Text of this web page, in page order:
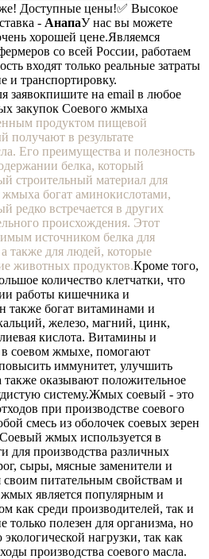
Доступные цены!✅ Высокое
- АнапаУ нас вы можете
хорошей цене.Являемся
со всей России, работаем
входят только реальные затраты
и транспортировку.
заявокпишите на email в любое
закупок Соевого жмыха
продуктом пищевой
в результате
Его преимущества и полезность
белка, который
строительный материал для
жмыха богат аминокислотами,
редко встречается в других
происхождения. Этот
источником белка для
также для людей, которые
животных продуктов.Кроме того,
количество клетчатки, что
работы кишечника и
также богат витаминами и
железо, магний, цинк,
кислота. Витамины и
соевом жмыхе, помогают
иммунитет, улучшить
также оказывают положительное
систему.Жмых соевый - это
при производстве соевого
смесь из оболочек соевых зерен
жмых используется в
производства различных
сыры, мясные заменители и
своим питательным свойствам и
жмых является популярным и
как среди производителей, так и
только полезен для организма, но
нагрузки, так как
производства соевого масла.